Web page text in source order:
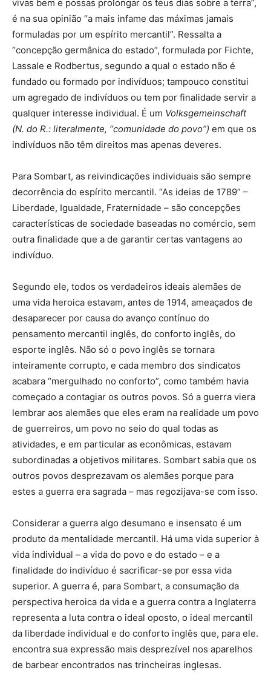
vivas bem e possas prolongar os teus dias sobre a terra”,
é na sua opinião “a mais infame das máximas jamais
formuladas por um espírito mercantil”. Ressalta a
“concepção germânica do estado”, formulada por Fichte,
Lassale e Rodbertus, segundo a qual o estado não é
fundado ou formado por indivíduos; tampouco constitui
um agregado de indivíduos ou tem por finalidade servir a
qualquer interesse individual. É um Volksgemeinschaft
(N. do R.: literalmente, “comunidade do povo”) em que os
indivíduos não têm direitos mas apenas deveres.
Para Sombart, as reivindicações individuais são sempre
decorrência do espírito mercantil. “As ideias de 1789” –
Liberdade, Igualdade, Fraternidade – são concepções
características de sociedade baseadas no comércio, sem
outra finalidade que a de garantir certas vantagens ao
indivíduo.
Segundo ele, todos os verdadeiros ideais alemães de
uma vida heroica estavam, antes de 1914, ameaçados de
desaparecer por causa do avanço contínuo do
pensamento mercantil inglês, do conforto inglês, do
esporte inglês. Não só o povo inglês se tornara
inteiramente corrupto, e cada membro dos sindicatos
acabara “mergulhado no conforto”, como também havia
começado a contagiar os outros povos. Só a guerra viera
lembrar aos alemães que eles eram na realidade um povo
de guerreiros, um povo no seio do qual todas as
atividades, e em particular as econômicas, estavam
subordinadas a objetivos militares. Sombart sabia que os
outros povos desprezavam os alemães porque para
estes a guerra era sagrada – mas regozijava-se com isso.
Considerar a guerra algo desumano e insensato é um
produto da mentalidade mercantil. Há uma vida superior à
vida individual – a vida do povo e do estado – e a
finalidade do indivíduo é sacrificar-se por essa vida
superior. A guerra é, para Sombart, a consumação da
perspectiva heroica da vida e a guerra contra a Inglaterra
representa a luta contra o ideal oposto, o ideal mercantil
da liberdade individual e do conforto inglês que, para ele.
encontra sua expressão mais desprezível nos aparelhos
de barbear encontrados nas trincheiras inglesas.